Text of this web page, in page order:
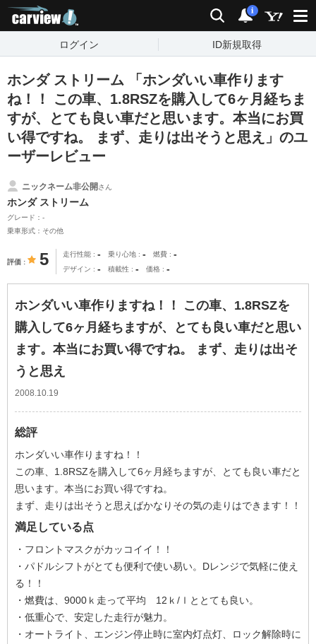
検索 通知
i
ログイン ID新規取得
ホンダ ストリーム 「ホンダいい車作ります
ね！！ この車、1.8RSZを購入して6ヶ月経ちま
すが、とても良い車だと思います。本当にお買
い得ですね。 まず、走りは出そうと思え」のユ
ーザーレビュー
ニックネーム非公開さん
ホンダ ストリーム
グレード：-
乗車形式：その他
評価 5 走行性能 - 乗り心地 - 燃費 -
デザイン - 積載性 - 価格 -
ホンダいい車作りますね！！ この車、1.8RSZを
購入して6ヶ月経ちますが、とても良い車だと思い
ます。本当にお買い得ですね。 まず、走りは出そ
うと思え
2008.10.19
総評
ホンダいい車作りますね！！
この車、1.8RSZを購入して6ヶ月経ちますが、とても良い車だと
思います。本当にお買い得ですね。
まず、走りは出そうと思えばかなりその気の走りはできます！！
満足している点
・フロントマスクがカッコイイ！！
・パドルシフトがとても便利で使い易い。Dレンジで気軽に使え
る！！
・燃費は、9000ｋ走って平均 12ｋ/ｌととても良い。
・低重心で、安定した走行が魅力。
・オートライト、エンジン停止時に室内灯点灯、ロック解除時に